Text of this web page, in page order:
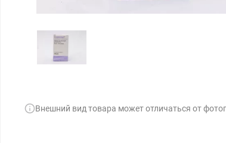
Внешний вид товара может отличаться от